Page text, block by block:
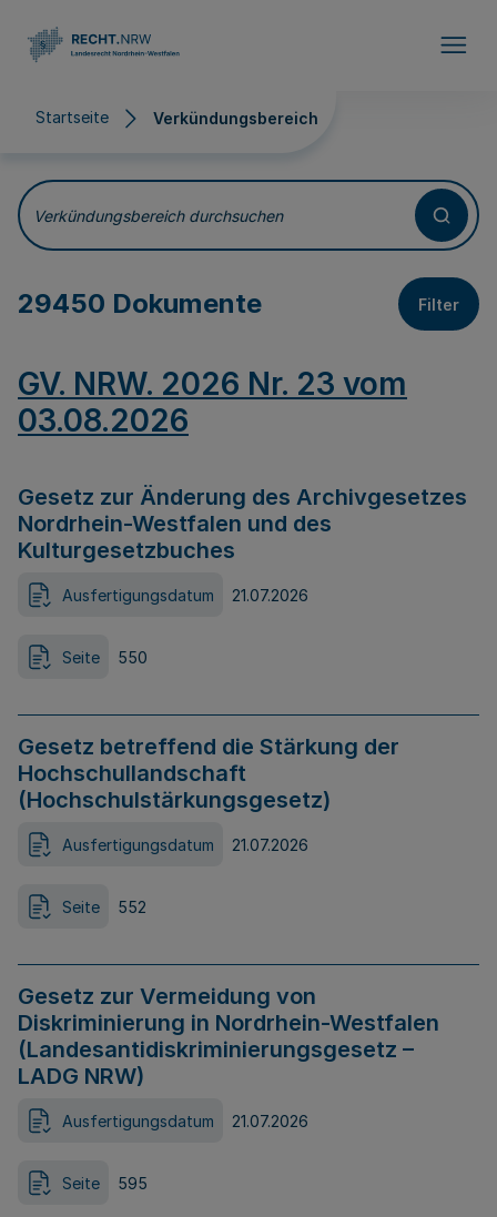
Startseite Verkündungsbereich
Verkündungsbereich
Verkündungsbereich durchsuchen
29450 Dokumente Filter
GV. NRW. 2026 Nr. 23 vom
03.08.2026
Gesetz zur Änderung des Archivgesetzes
Nordrhein-Westfalen und des
Kulturgesetzbuches
Ausfertigungsdatum 21.07.2026
Seite 550
Gesetz betreffend die Stärkung der
Hochschullandschaft
(Hochschulstärkungsgesetz)
Ausfertigungsdatum 21.07.2026
Seite 552
Gesetz zur Vermeidung von
Diskriminierung in Nordrhein-Westfalen
(Landesantidiskriminierungsgesetz –
LADG NRW)
Ausfertigungsdatum 21.07.2026
Seite 595